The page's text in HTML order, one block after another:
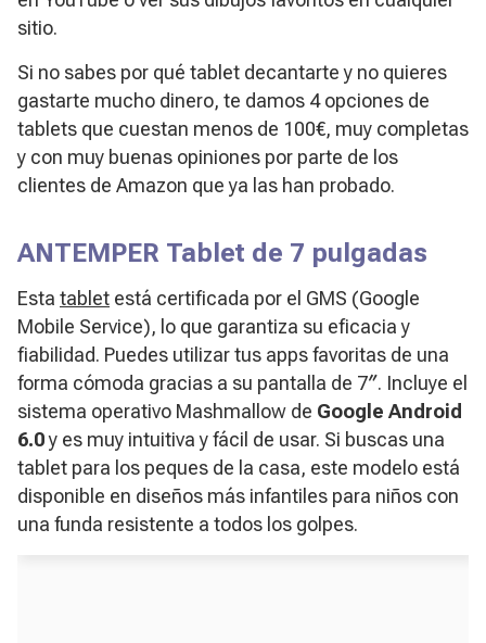
sitio.
​Si no sabes por qué tablet decantarte y no quieres
gastarte mucho dinero, te damos 4 opciones de
tablets que cuestan menos de 100€, muy completas
y con muy buenas opiniones por parte de los
clientes de Amazon que ya las han probado.
ANTEMPER Tablet de 7 pulgadas
Esta tablet está certificada por el GMS (Google
Mobile Service), lo que garantiza su eficacia y
fiabilidad. Puedes utilizar tus apps favoritas de una
forma cómoda gracias a su pantalla de 7″. Incluye el
sistema operativo Mashmallow de Google Android
6.0y es muy intuitiva y fácil de usar. Si buscas una
tablet para los peques de la casa, este modelo está
disponible en diseños más infantiles para niños con
una funda resistente a todos los golpes.